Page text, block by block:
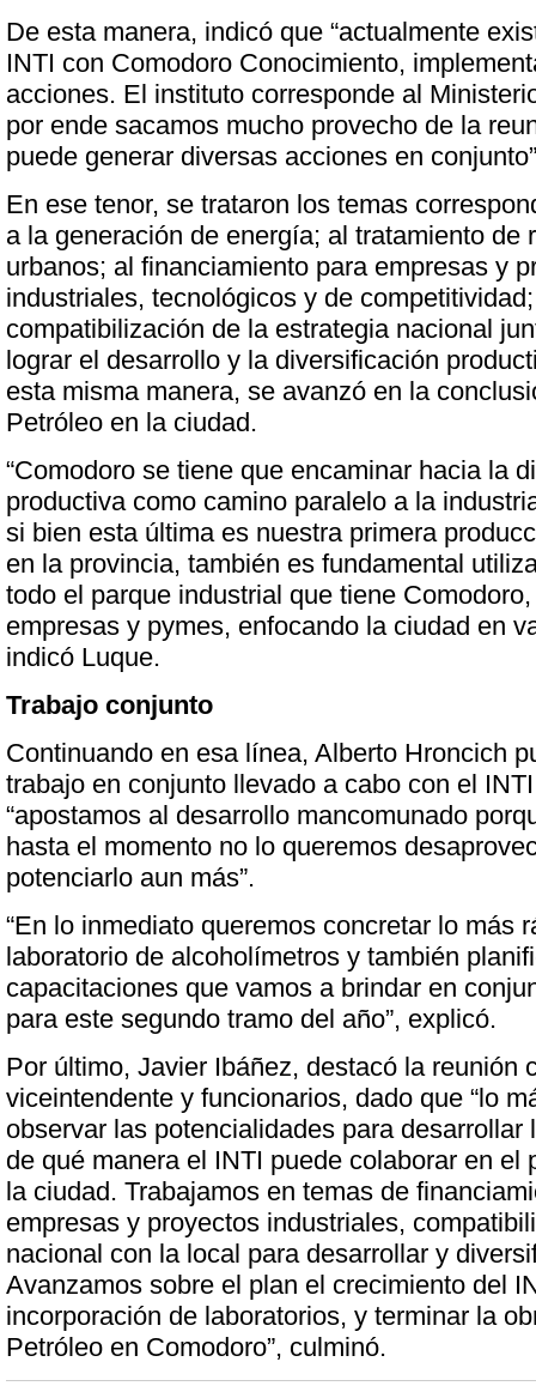
De esta manera, indicó que “actualmente
INTI con Comodoro Conocimiento,
acciones. El instituto corresponde al
por ende sacamos mucho provecho de la
puede generar diversas acciones en
En ese tenor, se trataron los temas
a la generación de energía; al tratamiento de
urbanos; al financiamiento para empresas y
industriales, tecnológicos y de
compatibilización de la estrategia nacional
lograr el desarrollo y la diversificación
esta misma manera, se avanzó en la
Petróleo en la ciudad.
“Comodoro se tiene que encaminar hacia la
productiva como camino paralelo a la
si bien esta última es nuestra primera
en la provincia, también es fundamental
todo el parque industrial que tiene
empresas y pymes, enfocando la ciudad en
indicó Luque.
Trabajo conjunto
Continuando en esa línea, Alberto Hroncich
trabajo en conjunto llevado a cabo con el
“apostamos al desarrollo mancomunado
hasta el momento no lo queremos
potenciarlo aun más”.
“En lo inmediato queremos concretar lo más
laboratorio de alcoholímetros y también
capacitaciones que vamos a brindar en
para este segundo tramo del año”, explicó.
Por último, Javier Ibáñez, destacó la reunión
viceintendente y funcionarios, dado que “lo
observar las potencialidades para desarrollar
de qué manera el INTI puede colaborar en el
la ciudad. Trabajamos en temas de
empresas y proyectos industriales,
nacional con la local para desarrollar y
Avanzamos sobre el plan el crecimiento del
incorporación de laboratorios, y terminar la
Petróleo en Comodoro”, culminó.